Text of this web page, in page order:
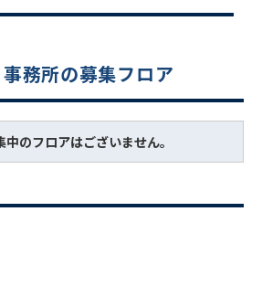
務所の募集フロア
のフロアはございません。